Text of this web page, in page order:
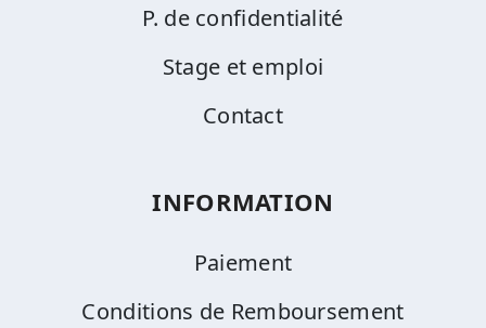
P. de confidentialité
Stage et emploi
Contact
INFORMATION
Paiement
Conditions de Remboursement